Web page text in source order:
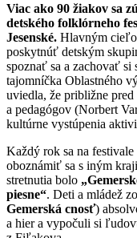
Viac ako 90 žiakov sa
detského folklórneho
Jesenské. Hlavným
poskytnúť detským
spoznať sa a zachovať
tajomníčka Oblastného
uviedla, že približne
a pedagógov (Norbert
kultúrne vystúpenia
Každý rok sa na
oboznámiť sa s iným
stretnutia bolo
piesne“. Deti a mládež
Gemerská cnosť)
a hier a vypočuli si